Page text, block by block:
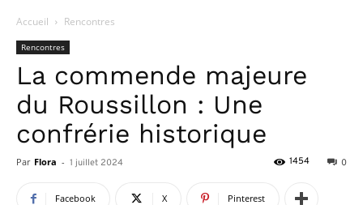
Accueil Rencontres
Rencontres
La commende majeure
du Roussillon : Une
confrérie historique
Par Flora - 1 juillet 2024 0
1454
Facebook X Pinterest